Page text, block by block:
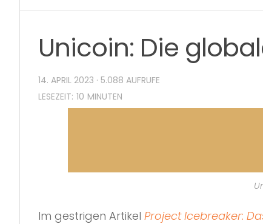
Unicoin: Die
14. APRIL 2023 · 5.088 AUFRUFE
Im gestrigen Artikel Project Icebreaker: